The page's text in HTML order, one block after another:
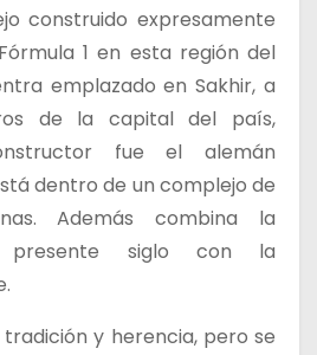
construido expresamente
1 en esta región del
emplazado en Sakhir, a
de la capital del país,
fue el alemán
dentro de un complejo de
Además combina la
presente siglo con la
y herencia, pero se